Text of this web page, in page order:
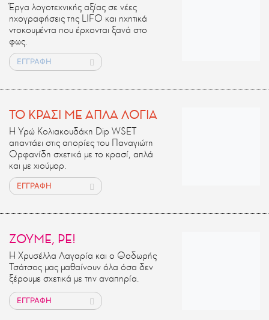
Έργα λογοτεχνικής αξίας σε νέες
ηχογραφήσεις της LIFO και ηχητικά
ντοκουμέντα που έρχονται ξανά στο
φως.
ΕΓΓΡΑΦΗ
ΤΟ ΚΡΑΣΙ ΜΕ ΑΠΛΑ ΛΟΓΙΑ
Η Υρώ Κολιακουδάκη Dip WSET
απαντάει στις απορίες του Παναγιώτη
Ορφανίδη σχετικά με το κρασί, απλά
και με χιούμορ.
ΕΓΓΡΑΦΗ
ΖΟΥΜΕ, ΡΕ!
Η Χρυσέλλα Λαγαρία και ο Θοδωρής
Τσάτσος μας μαθαίνουν όλα όσα δεν
ξέρουμε σχετικά με την αναπηρία.
ΕΓΓΡΑΦΗ